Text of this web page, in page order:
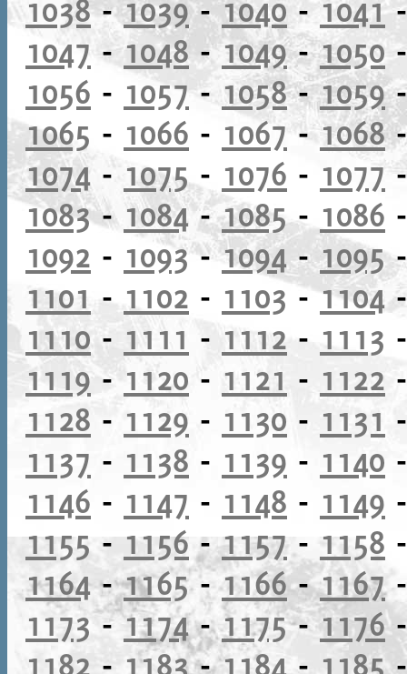
1038-1039-1040 -1041
1047 - 1048-1049-1050
1056 - 1057-1058-1059
1065 - 1066 - 1067-1068
1074 - 1075- 1076 - 1077
1083- 1084-1085- 1086
1092 - 1093-1094-1095
1101 - 1102 - 1103-1104
1110- 1111 - 1112 - 1113
1119-1120 - 1121 - 1122
1128 - 1129 - 1130 - 1131
1137 - 1138 - 1139 - 1140
1146 - 1147 - 1148 - 1149
1155 - 1156 -1157- 1158
1164-1165-1166-1167
1173-1174-1175-1176
1182 - 1183-1184 - 1185